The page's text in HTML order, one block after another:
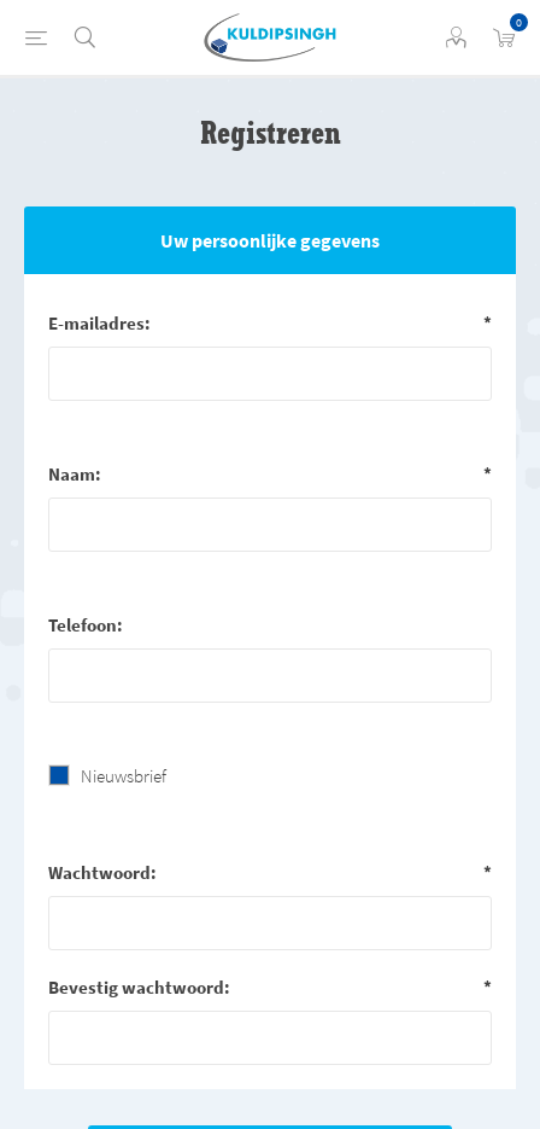
0
Registreren
Uw persoonlijke gegevens
E-mailadres: *
Naam: *
Telefoon:
Nieuwsbrief
Wachtwoord: *
Bevestig wachtwoord: *